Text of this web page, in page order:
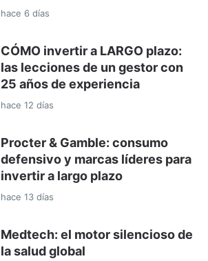
hace 6 días
CÓMO invertir a LARGO plazo:
las lecciones de un gestor con
25 años de experiencia
hace 12 días
Procter & Gamble: consumo
defensivo y marcas líderes para
invertir a largo plazo
hace 13 días
Medtech: el motor silencioso de
la salud global